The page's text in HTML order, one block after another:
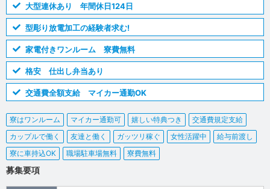
大型連休あり 年間休日124日
型彫り放電加工の経験者求む!
家電付きワンルーム 寮費無料
格安 仕出し弁当あり
交通費全額支給 マイカー通勤OK
寮はワンルーム マイカー通勤可 嬉しい特典つき
交通費規定支給
カップルで働く
友達と働く ガッツリ稼ぐ 女性活躍中
給与前渡し
寮に車持込OK
職場駐車場無料 寮費無料
募集要項